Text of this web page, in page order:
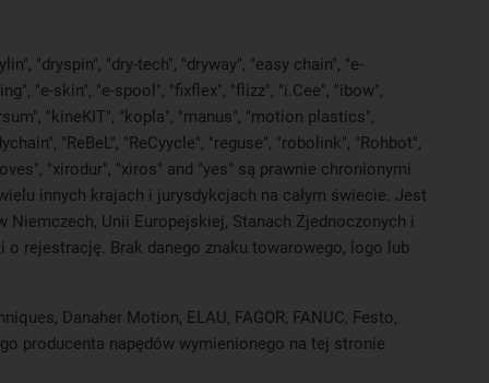
"dryspin", "dry-tech", "dryway", "easy chain", "e-
"e-skin", "e-spool", "fixflex", "flizz", "i.Cee", "ibow",
"kineKIT", "kopla", "manus", "motion plastics",
"ReBeL", "ReCyycle", "reguse", "robolink", "Rohbot",
"xirodur", "xiros" and "yes" są prawnie chronionymi
innych krajach i jurysdykcjach na całym świecie. Jest
Niemczech, Unii Europejskiej, Stanach Zjednoczonych i
rejestrację. Brak danego znaku towarowego, logo lub
Danaher Motion, ELAU, FAGOR, FANUC, Festo,
producenta napędów wymienionego na tej stronie